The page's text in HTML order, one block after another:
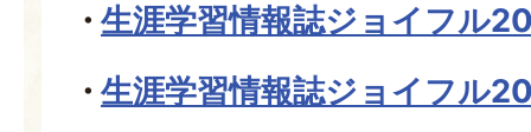
生涯学習情報誌ジョイフル
生涯学習情報誌ジョイフル